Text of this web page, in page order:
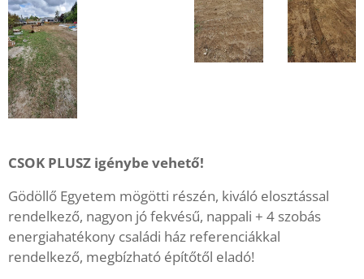
CSOK PLUSZ igénybe vehető!
Gödöllő Egyetem mögötti részén, kiváló elosztással
rendelkező, nagyon jó fekvésű, nappali + 4 szobás
energiahatékony családi ház referenciákkal
rendelkező, megbízható építőtől eladó!